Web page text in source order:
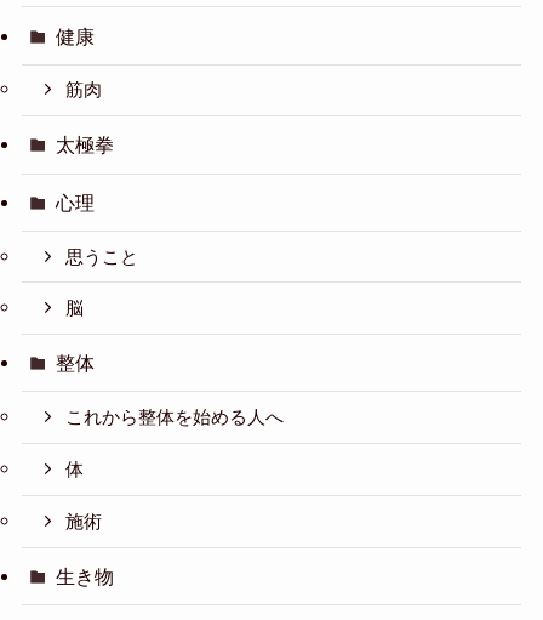
健康
筋肉
太極拳
心理
思うこと
脳
整体
これから整体を始める人へ
体
施術
生き物